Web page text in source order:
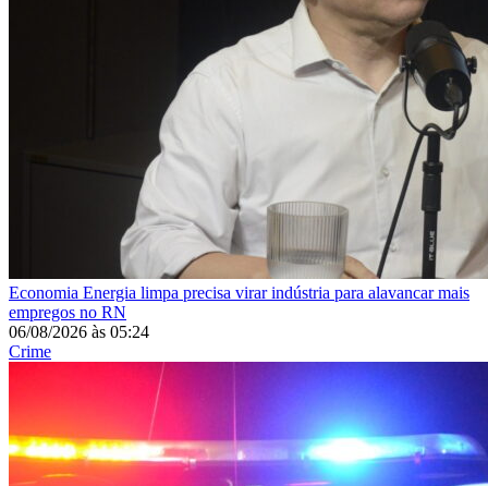
Economia Energia limpa precisa virar indústria para alavancar mais
empregos no RN
06/08/2026 às 05:24
Crime